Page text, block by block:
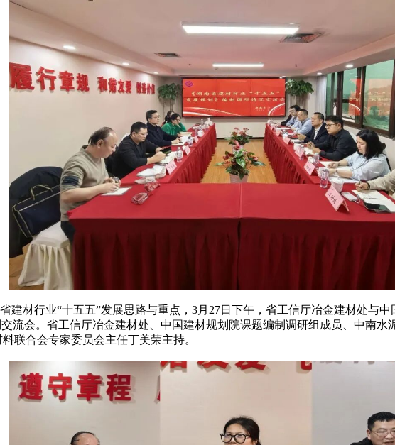
材行业“十五五”发展思路与重点，3月27日下午，省工信厅冶金建材处与
流会。省工信厅冶金建材处、中国建材规划院课题编制调研组成员、中南
联合会专家委员会主任丁美荣主持。